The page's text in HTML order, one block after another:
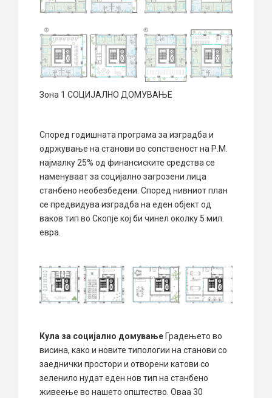
Зона 1 СОЦИЈАЛНО ДОМУВАЊЕ
Според годишната програма за изградба и
одржување на станови во сопственост на Р.М.
најмалку 25% од финансиските средства се
наменуваат за социјално загрозени лица
станбено необезбедени. Според нивниот план
се предвидува изградба на еден објект од
ваков тип во Скопје кој би чинел околку 5 мил.
евра.
Кула за социјално домување Градењето во
висина, како и новите типологии на станови со
заеднички простори и отворени катови со
зеленило нудат еден нов тип на станбено
живеење во нашето општество. Оваа 30